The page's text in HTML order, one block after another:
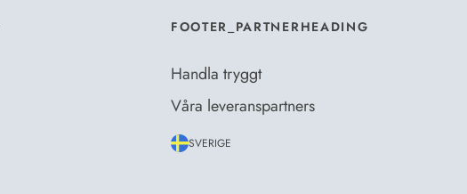
FOOTER_PARTNERHEADING
Handla tryggt
Våra leveranspartners
SVERIGE